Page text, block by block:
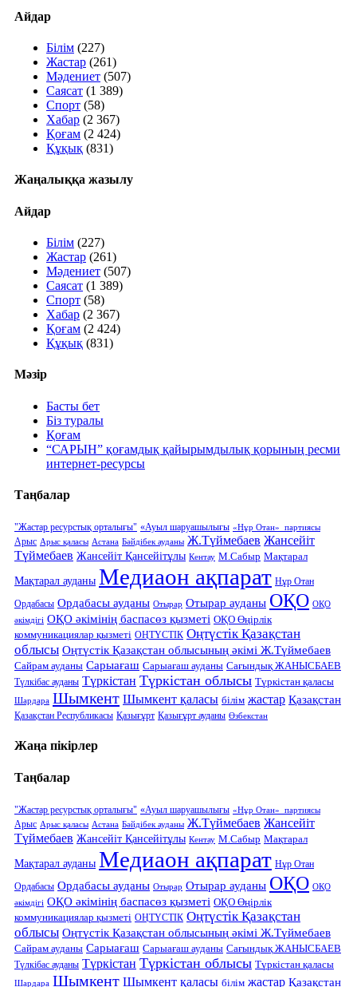
Айдар
Білім (227)
Жастар (261)
Мәдениет (507)
Саясат (1 389)
Спорт (58)
Хабар (2 367)
Қоғам (2 424)
Құқық (831)
Жаңалыққа жазылу
Айдар
Білім (227)
Жастар (261)
Мәдениет (507)
Саясат (1 389)
Спорт (58)
Хабар (2 367)
Қоғам (2 424)
Құқық (831)
Мәзір
Басты бет
Біз туралы
Қоғам
“САРЫН” қоғамдық қайырымдылық қорының ресми
интернет-ресурсы
Таңбалар
"Жастар ресурстық орталығы" «Ауыл шаруашылығы «Нұр Отан» партиясы
Арыс Арыс қаласы Астана Бәйдібек ауданы Ж.Түймебаев Жансейіт
Түймебаев Жансейіт Қансейітұлы Кентау М.Сабыр Мақтарал
Мақтарал ауданы Медиаон ақпарат Нұр Отан
Ордабасы Ордабасы ауданы Отырар Отырар ауданы ОҚО ОҚО
әкімдігі ОҚО әкімінің баспасөз қызметі ОҚО Өңірлік
коммуникациялар қызметі ОҢТҮСТІК Оңтүстік Қазақстан
облысы Оңтүстік Қазақстан облысының әкімі Ж.Түймебаев
Сайрам ауданы Сарыағаш Сарыағаш ауданы Сағындық ЖАНЫСБАЕВ
Түлкібас ауданы Түркістан Түркістан облысы Түркістан қаласы
Шардара Шымкент Шымкент қаласы білім жастар Қазақстан
Қазақстан Республикасы Қазығұрт Қазығұрт ауданы Өзбекстан
Жаңа пікірлер
Таңбалар
"Жастар ресурстық орталығы" «Ауыл шаруашылығы «Нұр Отан» партиясы
Арыс Арыс қаласы Астана Бәйдібек ауданы Ж.Түймебаев Жансейіт
Түймебаев Жансейіт Қансейітұлы Кентау М.Сабыр Мақтарал
Мақтарал ауданы Медиаон ақпарат Нұр Отан
Ордабасы Ордабасы ауданы Отырар Отырар ауданы ОҚО ОҚО
әкімдігі ОҚО әкімінің баспасөз қызметі ОҚО Өңірлік
коммуникациялар қызметі ОҢТҮСТІК Оңтүстік Қазақстан
облысы Оңтүстік Қазақстан облысының әкімі Ж.Түймебаев
Сайрам ауданы Сарыағаш Сарыағаш ауданы Сағындық ЖАНЫСБАЕВ
Түлкібас ауданы Түркістан Түркістан облысы Түркістан қаласы
Шардара Шымкент Шымкент қаласы білім жастар Қазақстан